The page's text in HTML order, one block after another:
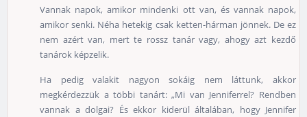
Vannak napok, amikor mindenki ott van, és vannak napok,
amikor senki. Néha hetekig csak ketten-hárman jönnek. De ez
nem azért van, mert te rossz tanár vagy, ahogy azt kezdő
tanárok képzelik.
Ha pedig valakit nagyon sokáig nem láttunk, akkor
megkérdezzük a többi tanárt: „Mi van Jenniferrel? Rendben
vannak a dolgai? És ekkor kiderül általában, hogy Jennifer